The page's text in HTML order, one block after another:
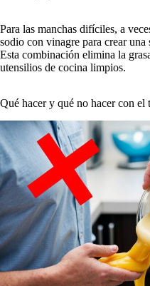
Para las manchas difíciles, a
sodio con vinagre para crear
Esta combinación elimina la
utensilios de cocina limpios.
Qué hacer y qué no hacer con el